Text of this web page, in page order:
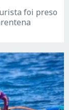
foi preso